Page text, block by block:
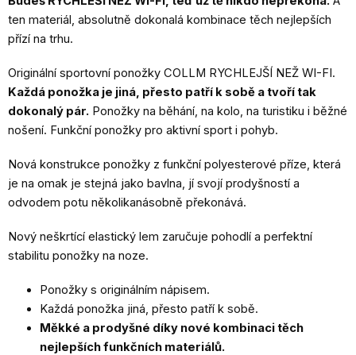
ten materiál, absolutně dokonalá kombinace těch nejlepších
přízí na trhu.
Originální sportovní ponožky COLLM RYCHLEJŠÍ NEŽ WI-FI.
Každá ponožka je jiná, přesto patří k sobě a tvoří tak
dokonalý pár. Ponožky na běhání, na kolo, na turistiku i běžné
nošení. Funkční ponožky pro aktivní sport i pohyb.
Nová konstrukce ponožky z funkční polyesterové příze, která
je na omak je stejná jako bavlna, jí svojí prodyšností a
odvodem potu několikanásobně překonává.
Nový neškrtící elastický lem zaručuje pohodlí a perfektní
stabilitu ponožky na noze.
Ponožky s originálním nápisem.
Každá ponožka jiná, přesto patří k sobě.
Měkké a prodyšné díky nové kombinaci těch
nejlepších funkčních materiálů.